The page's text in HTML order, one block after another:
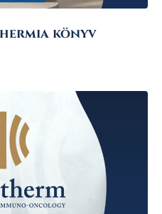
könyv